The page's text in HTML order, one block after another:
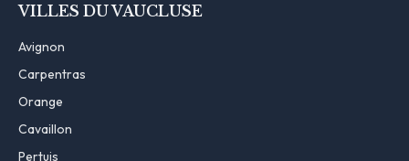
VILLES DU VAUCLUSE
Avignon
Carpentras
Orange
Cavaillon
Pertuis